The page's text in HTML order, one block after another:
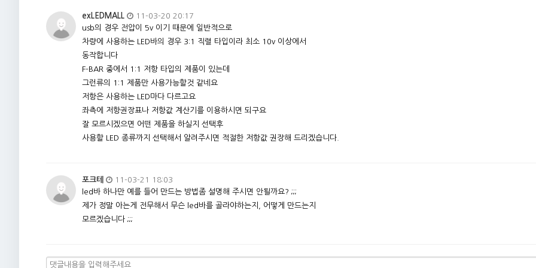
exLEDMALL
11-03-20 20:17
usb의 경우 전압이 5v 이기 때문에 일반적으로
차량에 사용하는 LED바의 경우 3:1 직렬 타입이라 최소 10v 이상에서
동작합니다
F-BAR 중에서 1:1 저항 타입의 제품이 있는데
그런류의 1:1 제품만 사용가능할것 같네요
저항은 사용하는 LED마다 다르고요
좌측에 저항권장표나 저항값 계산기를 이용하시면 되구요
잘 모르시겠으면 어떤 제품을 하실지 선택후
사용할 LED 종류까지 선택해서 알려주시면 적절한 저항값 권장해 드리겠습니다.
포크테
11-03-21 18:03
led바 하나만 예를 들어 만드는 방법좀 설명해 주시면 안될까요? ;;;
제가 정말 아는게 전무해서 무슨 led바를 골라야하는지, 어떻게 만드는지
모르겠습니다 ;;;